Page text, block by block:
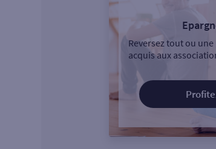
Reversez tout ou
acquis aux